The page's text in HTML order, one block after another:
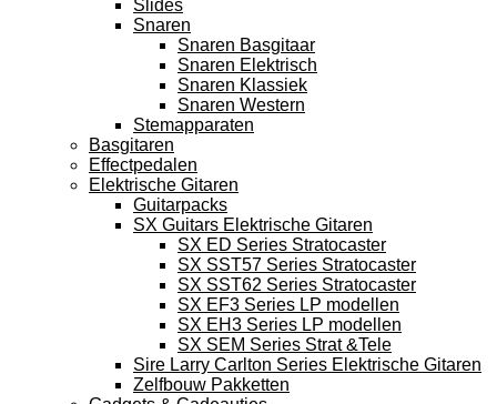
Slides
Snaren
Snaren Basgitaar
Snaren Elektrisch
Snaren Klassiek
Snaren Western
Stemapparaten
Basgitaren
Effectpedalen
Elektrische Gitaren
Guitarpacks
SX Guitars Elektrische Gitaren
SX ED Series Stratocaster
SX SST57 Series Stratocaster
SX SST62 Series Stratocaster
SX EF3 Series LP modellen
SX EH3 Series LP modellen
SX SEM Series Strat &Tele
Sire Larry Carlton Series Elektrische Gitaren
Zelfbouw Pakketten